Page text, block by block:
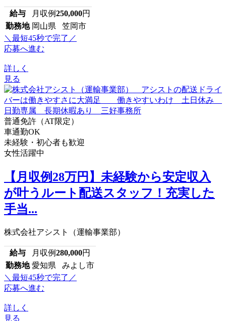
給与 月収例250,000円
勤務地 岡山県 笠岡市
＼最短45秒で完了／
応募へ進む
詳しく
見る
普通免許（AT限定）
車通勤OK
未経験・初心者も歓迎
女性活躍中
【月収例28万円】未経験から安定収入
が叶うルート配送スタッフ！充実した
手当...
株式会社アシスト（運輸事業部）
給与 月収例280,000円
勤務地 愛知県 みよし市
＼最短45秒で完了／
応募へ進む
詳しく
見る